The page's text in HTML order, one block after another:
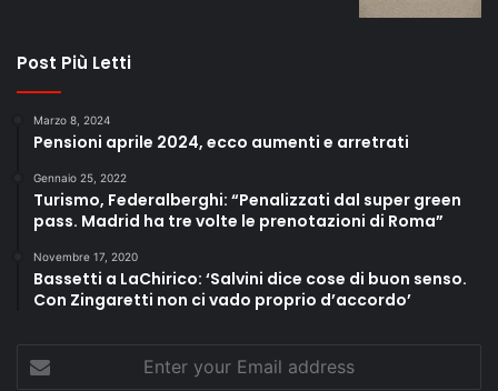
Post Più Letti
Marzo 8, 2024
Pensioni aprile 2024, ecco aumenti e arretrati
Gennaio 25, 2022
Turismo, Federalberghi: “Penalizzati dal super green
pass. Madrid ha tre volte le prenotazioni di Roma”
Novembre 17, 2020
Bassetti a LaChirico: ‘Salvini dice cose di buon senso.
Con Zingaretti non ci vado proprio d’accordo’
your